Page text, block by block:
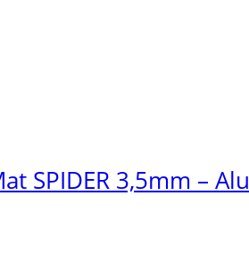
SPIDER 3,5mm –